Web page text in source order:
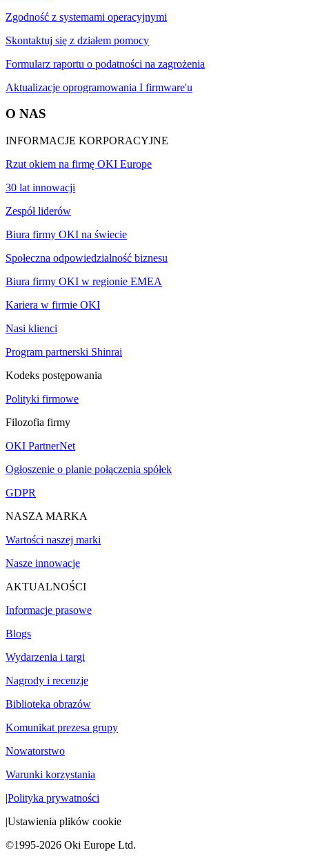
Zgodność z systemami operacyjnymi
Skontaktuj się z działem pomocy
Formularz raportu o podatności na zagrożenia
Aktualizacje oprogramowania I firmware'u
O NAS
INFORMACJE KORPORACYJNE
Rzut okiem na firmę OKI Europe
30 lat innowacji
Zespół liderów
Biura firmy OKI na świecie
Społeczna odpowiedzialność biznesu
Biura firmy OKI w regionie EMEA
Kariera w firmie OKI
Nasi klienci
Program partnerski Shinrai
Kodeks postępowania
Polityki firmowe
Filozofia firmy
OKI PartnerNet
Ogłoszenie o planie połączenia spółek
GDPR
NASZA MARKA
Wartości naszej marki
Nasze innowacje
AKTUALNOŚCI
Informacje prasowe
Blogs
Wydarzenia i targi
Nagrody i recenzje
Biblioteka obrazów
Komunikat prezesa grupy
Nowatorstwo
Warunki korzystania
|Polityka prywatności
|Ustawienia plików cookie
©1995-2026 Oki Europe Ltd.